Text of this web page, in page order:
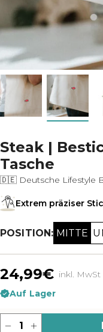
Steak |
Tasche
🇩🇪 Deutsche Lifestyle
Extrem präziser
POSITION: MITTE
24,99€ inkl. MwSt
Auf Lager